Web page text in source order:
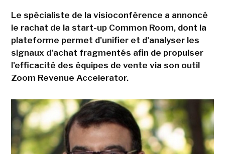
Le spécialiste de la visioconférence a annoncé
le rachat de la start-up Common Room, dont la
plateforme permet d'unifier et d'analyser les
signaux d'achat fragmentés afin de propulser
l'efficacité des équipes de vente via son outil
Zoom Revenue Accelerator.